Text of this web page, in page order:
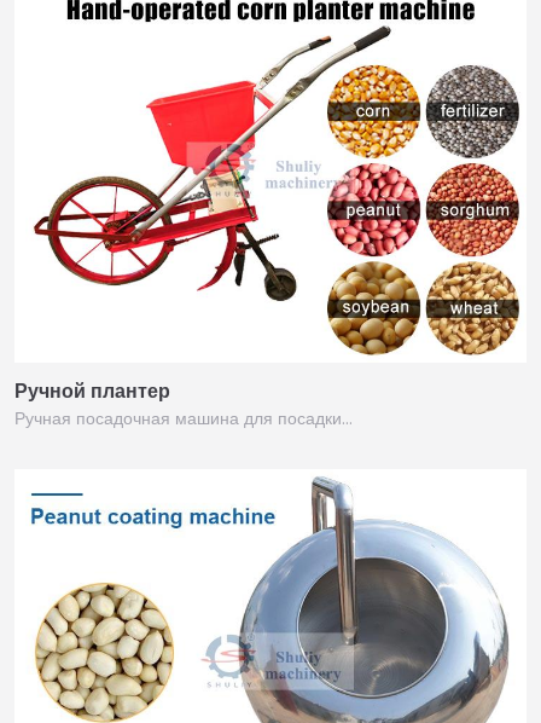
Ручной плантер
Ручная посадочная машина для посадки…